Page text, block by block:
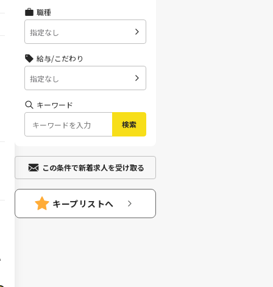
職種
指定なし
給与/こだわり
指定なし
キーワード
検索
この条件で新着求人を受け取る
キープリストへ